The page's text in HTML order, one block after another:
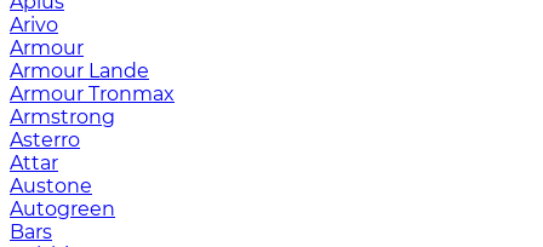
Arivo
Armour
Armour Lande
Armour Tronmax
Armstrong
Asterro
Attar
Austone
Autogreen
Bars